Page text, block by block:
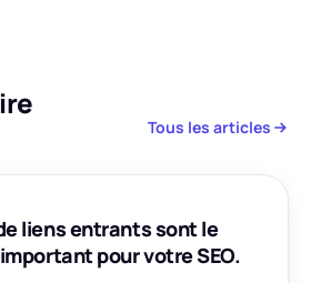
Tous les articles
liens entrants sont le
pour votre SEO.